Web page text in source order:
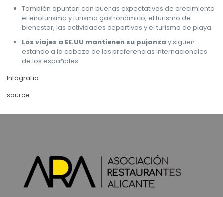
También apuntan con buenas expectativas de crecimiento
el enoturismo y turismo gastronómico, el turismo de
bienestar, las actividades deportivas y el turismo de playa.
Los viajes a EE.UU mantienen su pujanzay siguen
estando a la cabeza de las preferencias internacionales
de los españoles.
Infografía
source